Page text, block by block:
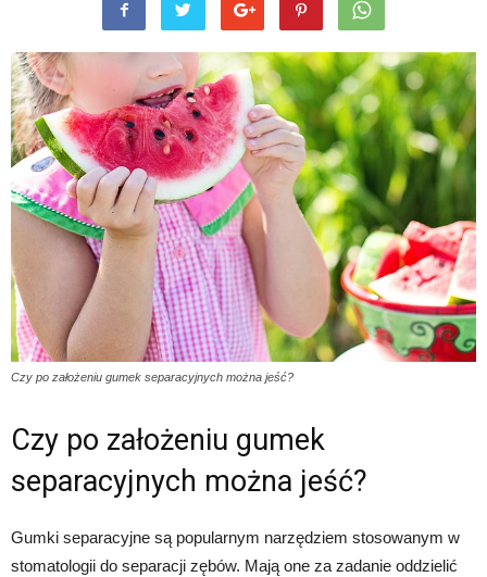
Czy po założeniu gumek separacyjnych można jeść?
Czy po założeniu gumek
separacyjnych można jeść?
Gumki separacyjne są popularnym narzędziem stosowanym w
stomatologii do separacji zębów. Mają one za zadanie oddzielić